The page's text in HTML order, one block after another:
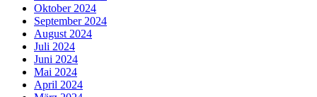
Oktober 2024
September 2024
August 2024
Juli 2024
Juni 2024
Mai 2024
April 2024